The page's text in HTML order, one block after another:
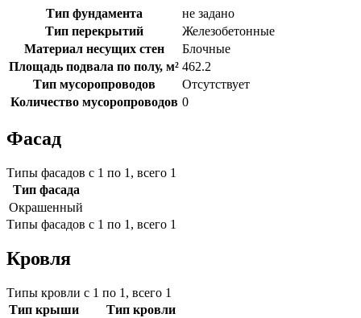
Тип фундамента
не задано
Тип перекрытий
Железобетонные
Материал несущих стен
Блочные
Площадь подвала по полу, м² 462.2
Тип мусоропроводов
Отсутствует
Количество мусоропроводов 0
Фасад
Типы фасадов с 1 по 1, всего 1
Тип фасада
Окрашенный
Типы фасадов с 1 по 1, всего 1
Кровля
Типы кровли с 1 по 1, всего 1
Тип крыши
Тип кровли